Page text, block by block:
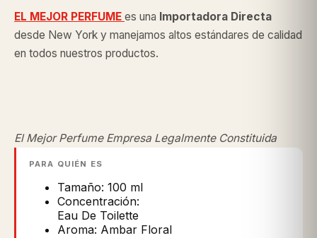
EL MEJOR PERFUME es una Importadora Directa
desde New York y manejamos altos estándares de calidad
en todos nuestros productos.
El Mejor Perfume Empresa Legalmente Constituida
PARA QUIÉN ES
Tamaño: 100 ml
Concentración:
Eau De Toilette
Aroma: Ambar Floral